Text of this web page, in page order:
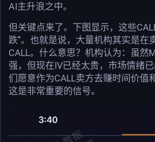
AI主升浪之中。
但关键点来了。下图显示，这些
跌”。也就是说，大量机构其实是在
CALL。什么意思？机构认为：虽然
强，但现在IV已经太贵，市场情绪
们愿意作为CALL卖方去赚时间价值
这是非常重要的信号。